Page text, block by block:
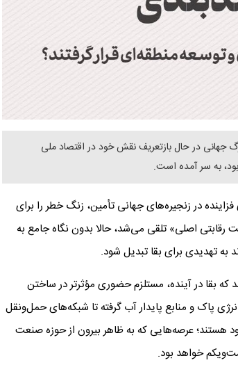
جهانی در حال بازتعریف نقش خود در اقتصاد ملی
به سر آمده است.
در زنجیره‌های جهانی تأمین، زنگ خطر را برای
رقابتی اصلی» تلقی می‌شد، حالا بدون نگاه جامع به
به تهدیدی برای بقا تبدیل شود.
که بقا در آینده، مستلزم حضوری مؤثرتر در ساختن
پاک و منابع پایدار آب گرفته تا شبکه‌های حمل‌ونقل
هستند؛ عرصه‌هایی که به ظاهر بیرون از حوزه صنعت
خواهد بود.